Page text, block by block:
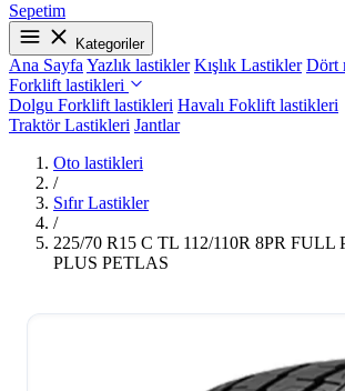
Sepetim
Kategoriler
Ana Sayfa Yazlık lastikler Kışlık Lastikler Dört
Forklift lastikleri
Dolgu Forklift lastikleri Havalı Foklift lastikleri
Traktör Lastikleri Jantlar
Oto lastikleri
/
Sıfır Lastikler
/
225/70 R15 C TL 112/110R 8PR FULL
PLUS PETLAS